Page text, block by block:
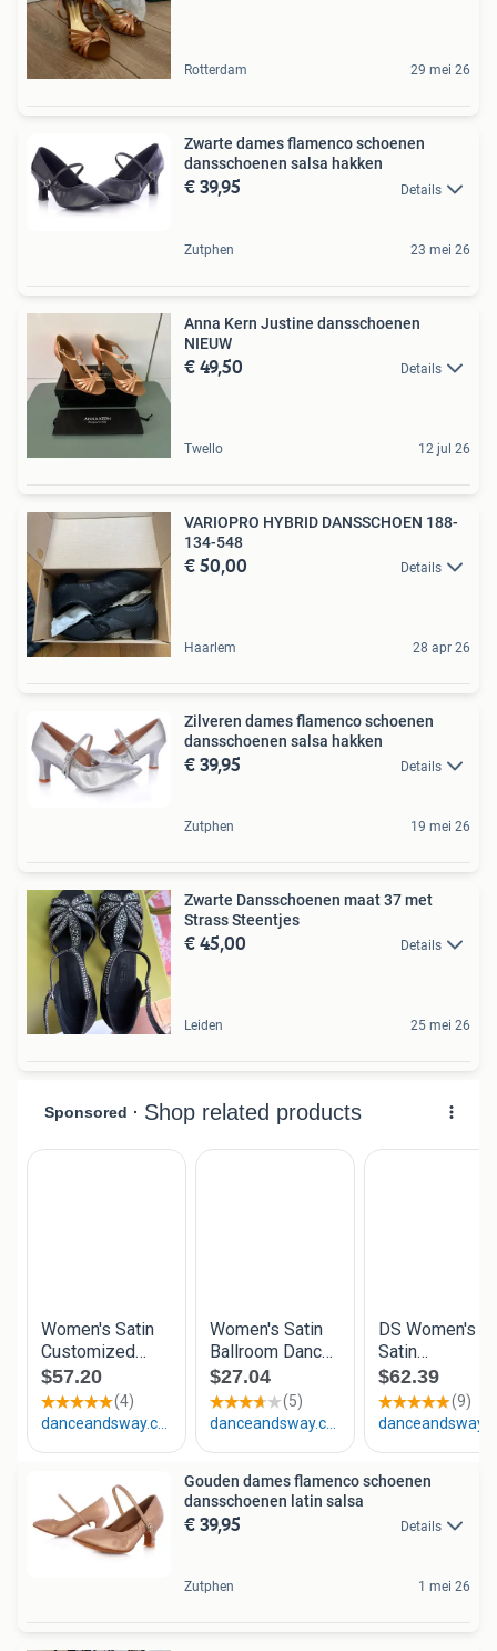
Rotterdam 29 mei 26
Zwarte dames flamenco schoenen
dansschoenen salsa hakken
€ 39,95 Details
Zutphen 23 mei 26
Anna Kern Justine dansschoenen
NIEUW
€ 49,50 Details
Twello 12 jul 26
VARIOPRO HYBRID DANSSCHOEN 188-
134-548
€ 50,00 Details
Haarlem 28 apr 26
Zilveren dames flamenco schoenen
dansschoenen salsa hakken
€ 39,95 Details
Zutphen 19 mei 26
Zwarte Dansschoenen maat 37 met
Strass Steentjes
€ 45,00 Details
Leiden 25 mei 26
Gouden dames flamenco schoenen
dansschoenen latin salsa
€ 39,95 Details
Zutphen 1 mei 26